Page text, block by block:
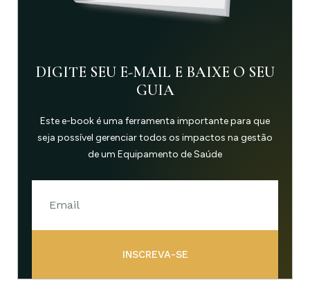
DIGITE SEU E-MAIL E BAIXE O SEU
GUIA
Este e-book é uma ferramenta importante para que
seja possível gerenciar todos os impactos na gestão
de um Equipamento de Saúde
INSCREVA-SE